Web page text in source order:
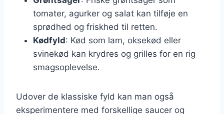
tomater, agurker og salat kan tilføje en
sprødhed og friskhed til retten.
Kødfyld: Kød som lam, oksekød eller
svinekød kan krydres og grilles for en rig
smagsoplevelse.
Udover de klassiske fyld kan man også
eksperimentere med forskellige saucer og